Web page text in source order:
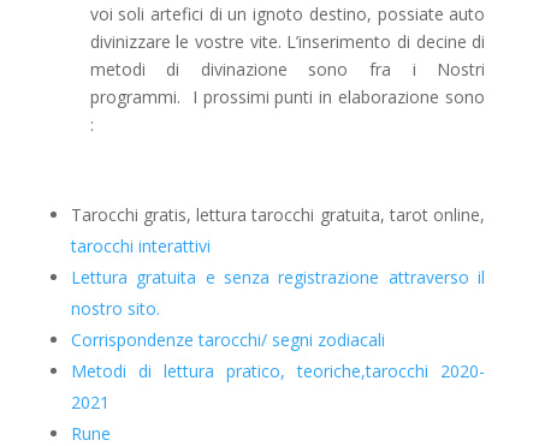
voi soli artefici di un ignoto destino, possiate auto
divinizzare le vostre vite. L’inserimento di decine di
metodi di divinazione sono fra i Nostri
programmi. I prossimi punti in elaborazione sono
:
Tarocchi gratis, lettura tarocchi gratuita, tarot online,
tarocchi interattivi
Lettura gratuita e senza registrazione attraverso il
nostro sito.
Corrispondenze tarocchi/ segni zodiacali
Metodi di lettura pratico, teoriche,tarocchi 2020-
2021
Rune